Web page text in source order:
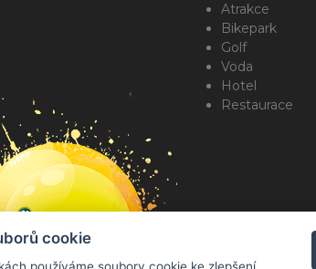
Atrakce
Bikepark
Golf
Voda
Hotel
Restaurace
cookie